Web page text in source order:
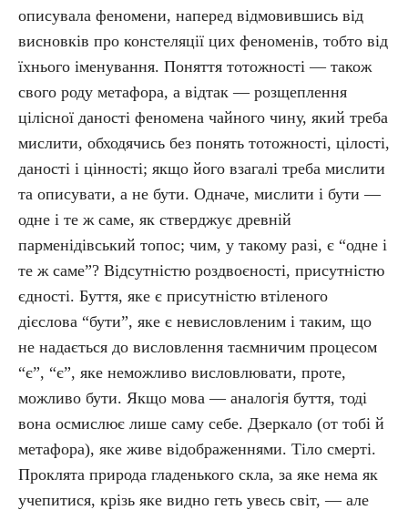
описувала феномени, наперед відмовившись від
висновків про констеляції цих феноменів, тобто від
їхнього іменування. Поняття тотожності — також
свого роду метафора, а відтак — розщеплення
цілісної даності феномена чайного чину, який треба
мислити, обходячись без понять тотожності, цілості,
даності і цінності; якщо його взагалі треба мислити
та описувати, а не бути. Одначе, мислити і бути —
одне і те ж саме, як стверджує древній
парменідівський топос; чим, у такому разі, є “одне і
те ж саме”? Відсутністю роздвоєності, присутністю
єдності. Буття, яке є присутністю втіленого
дієслова “бути”, яке є невисловленим і таким, що
не надається до висловлення таємничим процесом
“є”, “є”, яке неможливо висловлювати, проте,
можливо бути. Якщо мова — аналогія буття, тоді
вона осмислює лише саму себе. Дзеркало (от тобі й
метафора), яке живе відображеннями. Тіло смерті.
Проклята природа гладенького скла, за яке нема як
учепитися, крізь яке видно геть увесь світ, — але